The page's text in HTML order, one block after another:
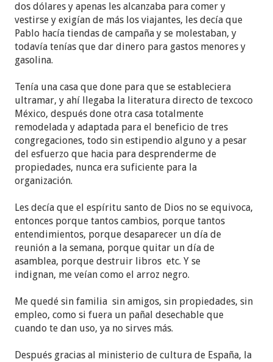
dos dólares y apenas les alcanzaba para comer y
vestirse y exigían de más los viajantes, les decía que
Pablo hacía tiendas de campaña y se molestaban, y
todavía tenías que dar dinero para gastos menores y
gasolina.
Tenía una casa que done para que se estableciera
ultramar, y ahí llegaba la literatura directo de texcoco
México, después done otra casa totalmente
remodelada y adaptada para el beneficio de tres
congregaciones, todo sin estipendio alguno y a pesar
del esfuerzo que hacia para desprenderme de
propiedades, nunca era suficiente para la
organización.
Les decía que el espíritu santo de Dios no se equivoca,
entonces porque tantos cambios, porque tantos
entendimientos, porque desaparecer un día de
reunión a la semana, porque quitar un día de
asamblea, porque destruir libros etc. Y se
indignan, me veían como el arroz negro.
Me quedé sin familia sin amigos, sin propiedades, sin
empleo, como si fuera un pañal desechable que
cuando te dan uso, ya no sirves más.
Después gracias al ministerio de cultura de España, la